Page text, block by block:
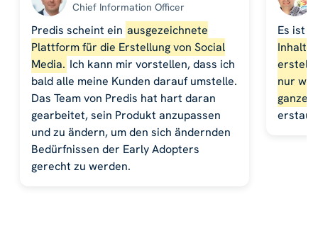
Chief Information Officer
Predis scheint ein ausgezeichnete
Plattform für die Erstellung von Social
Media. Ich kann mir vorstellen, dass ich
bald alle meine Kunden darauf umstelle.
Das Team von Predis hat hart daran
gearbeitet, sein Produkt anzupassen
und zu ändern, um den sich ändernden
Bedürfnissen der Early Adopters
gerecht zu werden.
Es ist
Inhalte
nur
ganze